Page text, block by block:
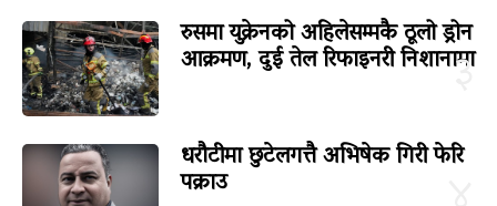
३
रुसमा युक्रेनको अहिलेसम्मकै ठूलो ड्रोन
आक्रमण, दुई तेल रिफाइनरी निशानामा
धरौटीमा छुटेलगत्तै अभिषेक गिरी फेरि
पक्राउ